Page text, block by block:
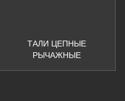
ТАЛИ ЦЕПНЫЕ
РЫЧАЖНЫЕ